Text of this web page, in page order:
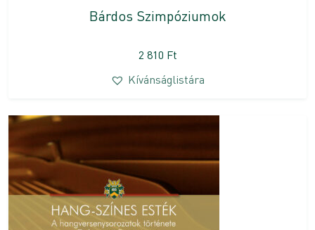
Bárdos Szimpóziumok
2 810 Ft
Kívánságlistára